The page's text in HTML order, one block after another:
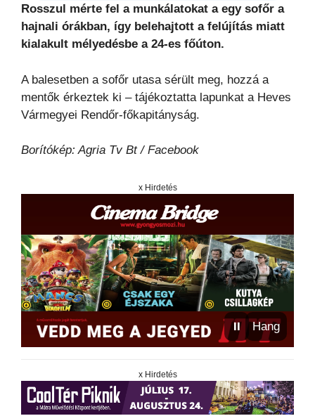
Rosszul mérte fel a munkálatokat a egy sofőr a
hajnali órákban, így belehajtott a felújítás miatt
kialakult mélyedésbe a 24-es főúton.
A balesetben a sofőr utasa sérült meg, hozzá a
mentők érkeztek ki – tájékoztatta lapunkat a Heves
Vármegyei Rendőr-főkapitányság.
Borítókép: Agria Tv Bt / Facebook
x Hirdetés
⏸ Hang
x Hirdetés